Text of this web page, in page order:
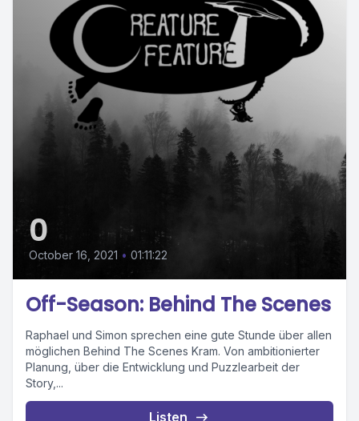
0
October 16, 2021 • 01:11:22
Off-Season: Behind The Scenes
Raphael und Simon sprechen eine gute Stunde über allen
möglichen Behind The Scenes Kram. Von ambitionierter
Planung, über die Entwicklung und Puzzlearbeit der
Story,...
Listen